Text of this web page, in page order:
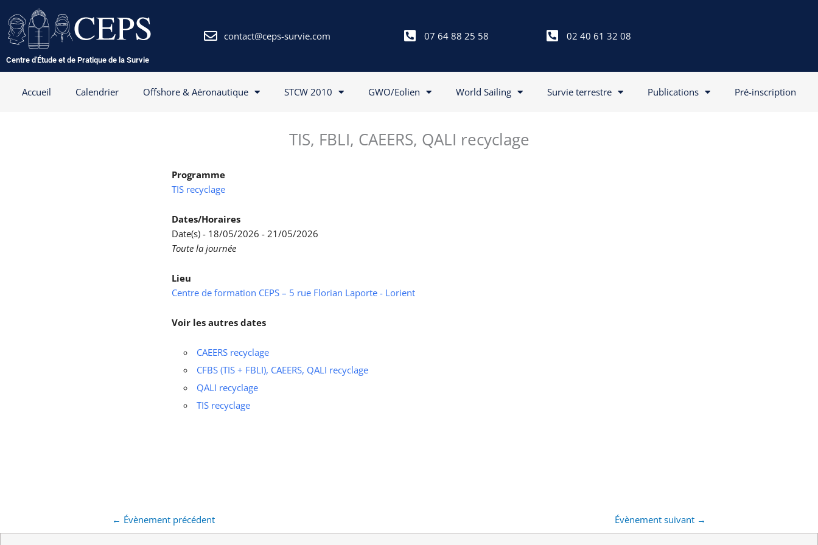
au
contenu
Centre d'Étude et de Pratique de la Survie
contact@ceps-survie.com 07 64 88 25 58 02 40 61 32 08
Accueil Calendrier Offshore & Aéronautique STCW 2010 GWO/Eolien World Sailing Survie terrestre Publications Pré-inscription
TIS, FBLI, CAEERS, QALI recyclage
Programme
TIS recyclage
Dates/Horaires
Date(s) - 18/05/2026 - 21/05/2026
Toute la journée
Lieu
Centre de formation CEPS – 5 rue Florian Laporte - Lorient
Voir les autres dates
CAEERS recyclage
CFBS (TIS + FBLI), CAEERS, QALI recyclage
QALI recyclage
TIS recyclage
← Évènement précédent Évènement suivant →